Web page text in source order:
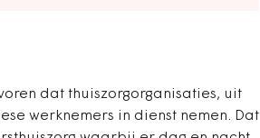
dat thuiszorgorganisaties, uit
werknemers in dienst nemen. Dat